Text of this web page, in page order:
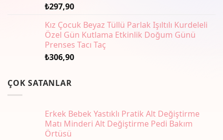
₺297,90
Kız Çocuk Beyaz Tüllü Parlak Işıltılı Kurdeleli
Özel Gün Kutlama Etkinlik Doğum Günü
Prenses Tacı Taç
₺306,90
ÇOK SATANLAR
Erkek Bebek Yastıklı Pratik Alt Değiştirme
Matı Minderi Alt Değiştirme Pedi Bakım
Örtüsü